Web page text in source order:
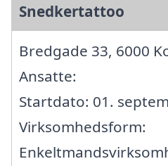
Snedkertattoo
Bredgade 33, 6000
Ansatte:
Startdato: 01.
Virksomhedsform: